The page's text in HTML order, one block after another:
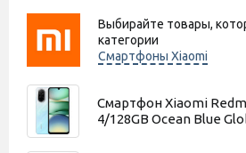
Выбирайте товары,
категории
Смартфоны Xiaomi
Смартфон Xiaomi
4/128GB Ocean Blue